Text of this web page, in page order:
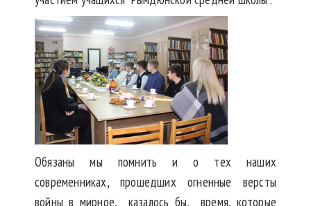
Обязаны мы помнить и о тех наших
современниках, прошедших огненные версты
войны в мирное, казалось бы, время, которые